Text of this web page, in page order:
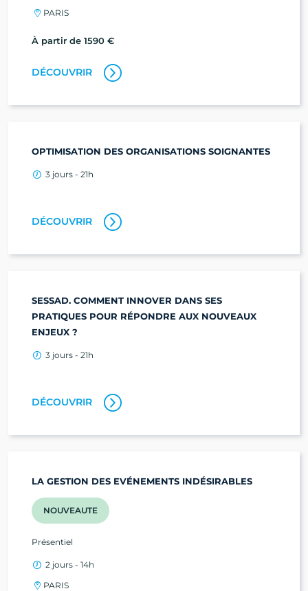
PARIS
À partir de 1590 €
DÉCOUVRIR
OPTIMISATION DES ORGANISATIONS SOIGNANTES
3 jours - 21h
DÉCOUVRIR
SESSAD. COMMENT INNOVER DANS SES
PRATIQUES POUR RÉPONDRE AUX NOUVEAUX
ENJEUX ?
3 jours - 21h
DÉCOUVRIR
LA GESTION DES EVÉNEMENTS INDÉSIRABLES
NOUVEAUTE
Présentiel
2 jours - 14h
PARIS